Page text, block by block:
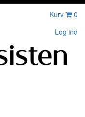
Kurv
0
Log ind